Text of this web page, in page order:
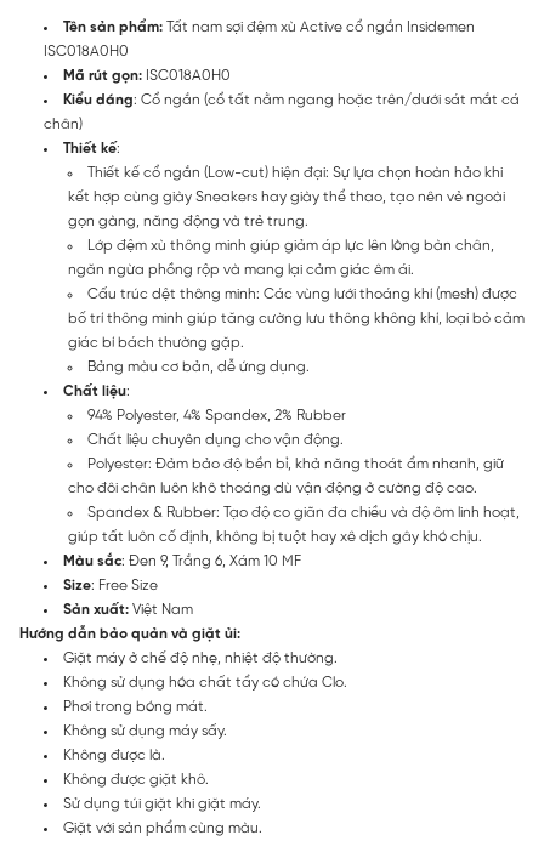
Tên sản phẩm: Tất nam sợi đệm xù Active cổ ngắn Insidemen
ISC018A0H0
Mã rút gọn: ISC018A0H0
Kiểu dáng: Cổ ngắn (cổ tất nằm ngang hoặc trên/dưới sát mắt cá
chân)
Thiết kế:
Thiết kế cổ ngắn (Low-cut) hiện đại: Sự lựa chọn hoàn hảo khi
kết hợp cùng giày Sneakers hay giày thể thao, tạo nên vẻ ngoài
gọn gàng, năng động và trẻ trung.
Lớp đệm xù thông minh giúp giảm áp lực lên lòng bàn chân,
ngăn ngừa phồng rộp và mang lại cảm giác êm ái.
Cấu trúc dệt thông minh: Các vùng lưới thoáng khí (mesh) được
bố trí thông minh giúp tăng cường lưu thông không khí, loại bỏ cảm
giác bí bách thường gặp.
Bảng màu cơ bản, dễ ứng dụng.
Chất liệu:
94% Polyester, 4% Spandex, 2% Rubber
Chất liệu chuyên dụng cho vận động.
Polyester: Đảm bảo độ bền bỉ, khả năng thoát ẩm nhanh, giữ
cho đôi chân luôn khô thoáng dù vận động ở cường độ cao.
Spandex & Rubber: Tạo độ co giãn đa chiều và độ ôm linh hoạt,
giúp tất luôn cố định, không bị tuột hay xê dịch gây khó chịu.
Màu sắc: Đen 9, Trắng 6, Xám 10 MF
Size: Free Size
Sản xuất: Việt Nam
Hướng dẫn bảo quản và giặt ủi:
Giặt máy ở chế độ nhẹ, nhiệt độ thường.
Không sử dụng hóa chất tẩy có chứa Clo.
Phơi trong bóng mát.
Không sử dụng máy sấy.
Không được là.
Không được giặt khô.
Sử dụng túi giặt khi giặt máy.
Giặt với sản phẩm cùng màu.